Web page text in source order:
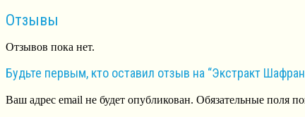
Отзывы
Отзывов пока нет.
Будьте первым, кто оставил отзыв на “Экстракт
Ваш адрес email не будет опубликован. Обязательные поля